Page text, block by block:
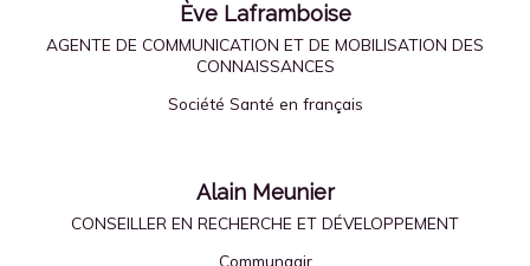
Ève Laframboise
AGENTE DE COMMUNICATION ET DE MOBILISATION DES
CONNAISSANCES
Société Santé en français
Alain Meunier
CONSEILLER EN RECHERCHE ET DÉVELOPPEMENT
Communagir